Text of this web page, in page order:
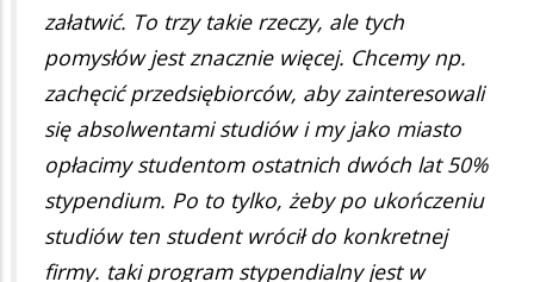
załatwić. To trzy takie rzeczy, ale tych
pomysłów jest znacznie więcej. Chcemy np.
zachęcić przedsiębiorców, aby zainteresowali
się absolwentami studiów i my jako miasto
opłacimy studentom ostatnich dwóch lat 50%
stypendium. Po to tylko, żeby po ukończeniu
studiów ten student wrócił do konkretnej
firmy. taki program stypendialny jest w